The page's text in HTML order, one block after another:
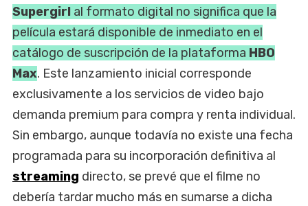
Supergirl al formato digital no significa que la
película estará disponible de inmediato en el
catálogo de suscripción de la plataforma HBO
Max. Este lanzamiento inicial corresponde
exclusivamente a los servicios de video bajo
demanda premium para compra y renta individual.
Sin embargo, aunque todavía no existe una fecha
programada para su incorporación definitiva al
streaming directo, se prevé que el filme no
debería tardar mucho más en sumarse a dicha